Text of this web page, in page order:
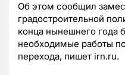
Об этом сообщил
градостроительной
конца нынешнего года
необходимые работы
перехода, пишет irn.ru.